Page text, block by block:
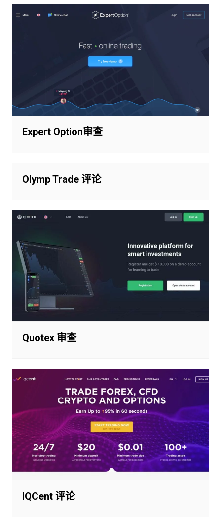
Expert Option审查
Olymp Trade 评论
Quotex 审查
IQCent 评论